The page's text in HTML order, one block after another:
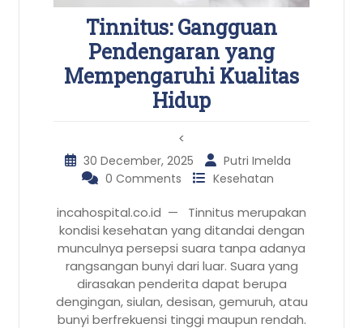
Tinnitus: Gangguan
Pendengaran yang
Mempengaruhi Kualitas
Hidup
<
30 December, 2025
Putri Imelda
0 Comments
Kesehatan
incahospital.co.id — Tinnitus merupakan
kondisi kesehatan yang ditandai dengan
munculnya persepsi suara tanpa adanya
rangsangan bunyi dari luar. Suara yang
dirasakan penderita dapat berupa
dengingan, siulan, desisan, gemuruh, atau
bunyi berfrekuensi tinggi maupun rendah.